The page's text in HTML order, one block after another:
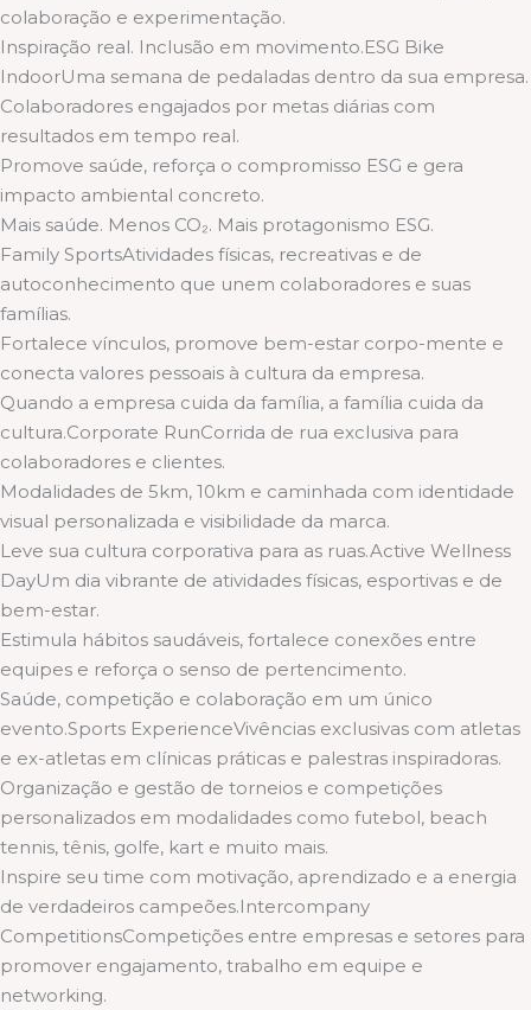
colaboração e experimentação.
Inspiração real. Inclusão em movimento.ESG Bike
IndoorUma semana de pedaladas dentro da sua empresa.
Colaboradores engajados por metas diárias com
resultados em tempo real.
Promove saúde, reforça o compromisso ESG e gera
impacto ambiental concreto.
Mais saúde. Menos CO₂. Mais protagonismo ESG.
Family SportsAtividades físicas, recreativas e de
autoconhecimento que unem colaboradores e suas
famílias.
Fortalece vínculos, promove bem-estar corpo-mente e
conecta valores pessoais à cultura da empresa.
Quando a empresa cuida da família, a família cuida da
cultura.Corporate RunCorrida de rua exclusiva para
colaboradores e clientes.
Modalidades de 5km, 10km e caminhada com identidade
visual personalizada e visibilidade da marca.
Leve sua cultura corporativa para as ruas.Active Wellness
DayUm dia vibrante de atividades físicas, esportivas e de
bem-estar.
Estimula hábitos saudáveis, fortalece conexões entre
equipes e reforça o senso de pertencimento.
Saúde, competição e colaboração em um único
evento.Sports ExperienceVivências exclusivas com atletas
e ex-atletas em clínicas práticas e palestras inspiradoras.
Organização e gestão de torneios e competições
personalizados em modalidades como futebol, beach
tennis, tênis, golfe, kart e muito mais.
Inspire seu time com motivação, aprendizado e a energia
de verdadeiros campeões.Intercompany
CompetitionsCompetições entre empresas e setores para
promover engajamento, trabalho em equipe e
networking.